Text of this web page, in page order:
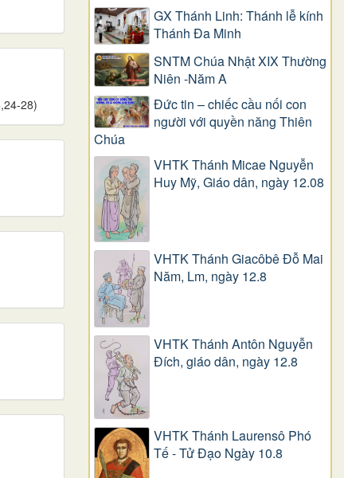
28)
GX Thánh Linh: Thánh lễ kính
Thánh Đa Minh
SNTM Chúa Nhật XIX Thường
Niên -Năm A
Đức tin – chiếc cầu nối con
người với quyền năng Thiên
Chúa
VHTK Thánh Micae Nguyễn
Huy Mỹ, Giáo dân, ngày 12.08
VHTK Thánh Giacôbê Ðỗ Mai
Năm, Lm, ngày 12.8
VHTK Thánh Antôn Nguyễn
Ðích, giáo dân, ngày 12.8
VHTK Thánh Laurensô Phó
Tế - Tử Đạo Ngày 10.8